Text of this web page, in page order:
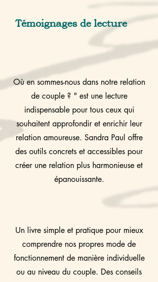
Le premier représente l’état de santé
de notre relation : la communication.
Si nous observons quelques instants
comment nous nous adressons la
parole, qu’est-ce que nous
apprenons sur nous-même et notre
partenaire ? Le second nous interroge
sur notre représentation du couple
d’hier. Quelle est la réalité de notre
couple aujourd’hui ? Et enfin, qu’est-
ce que nous désirons véritablement ?
Ces désirs sont-ils compatibles avec
ceux de l’être aimé ? Qu’est-ce que
nous décidons pour demain ? Vous
l’aurez compris, la destination finale
de ce chemin n’est pas de résoudre
prendre de la hauteur sur notre façon
d’être en relation avec notre
partenaire et de décider ensemble de
notre future destination.
Témoignages de lecture
Où en sommes-nous dans notre relation
de couple ? " est une lecture
indispensable pour tous ceux qui
souhaitent approfondir et enrichir leur
relation amoureuse. Sandra Paul offre
des outils concrets et accessibles pour
créer une relation plus harmonieuse et
épanouissante.
Un livre simple et pratique pour mieux
comprendre nos propres mode de
fonctionnement de manière individuelle
ou au niveau du couple. Des conseils